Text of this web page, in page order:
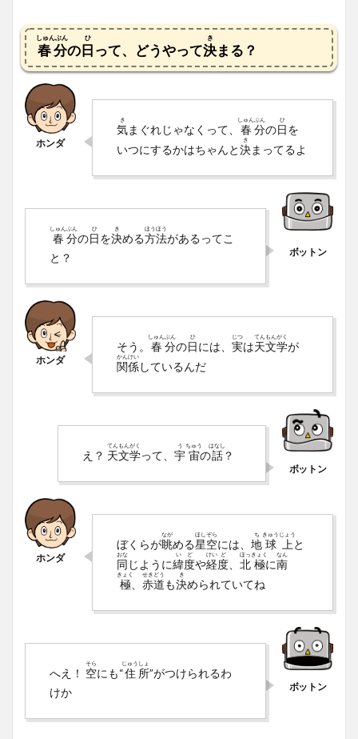
春分
しゅんぶん
の日
ひ
って、どうやって決
き
まる？
気
き
まぐれじゃなくって、 春
しゅん
分
ぶん
の日
ひ
を
いつにするかはちゃんと決
き
まってるよ
春
しゅん
分
ぶん
の日
ひ
を決
き
める方
ほう
法
ほう
があるってこ
と？
そう。 春
しゅん
分
ぶん
の日
ひ
には、 実
じつ
は天
てん
文
もん
学
がく
が
関
かん
係
けい
しているんだ
え？ 天
てん
文
もん
学
がく
って、 宇
う
宙
ちゅう
の話
はなし
？
ぼくらが眺
なが
める星
ほし
空
ぞら
には、 地
ち
球
きゅう
上
じょう
と
同
おな
じように緯
い
度
ど
や経
けい
度
ど
北
ほっ
極
きょく
に南
なん
極
きょく
赤
せき
道
どう
も決
き
められていてね
へえ！ 空
そら
にも“住
じゅう
所
しょ
”がつけられるわ
けか